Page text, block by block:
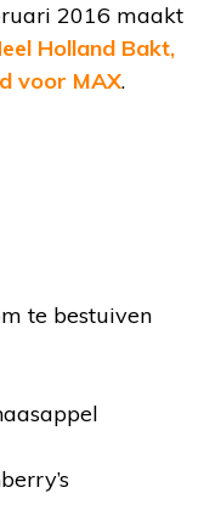
2016 maakt
Holland Bakt,
voor MAX.
te bestuiven